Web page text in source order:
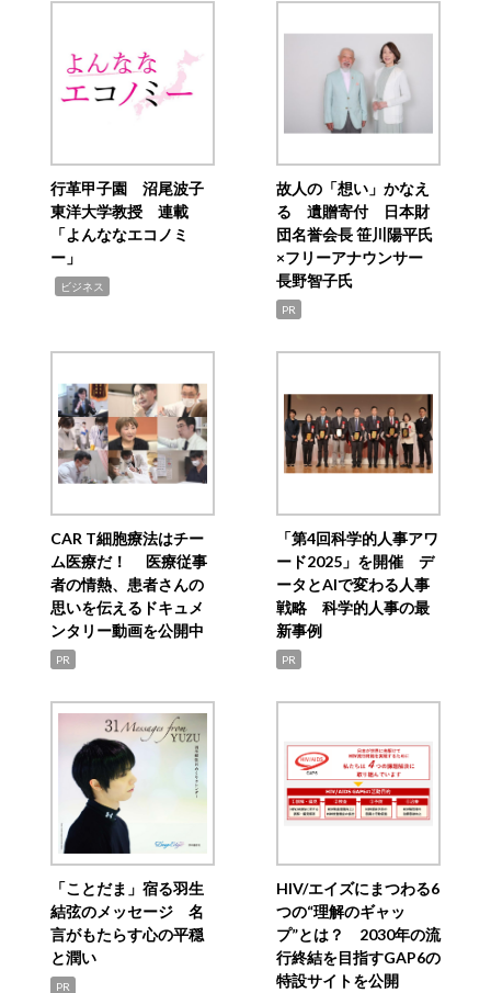
行革甲子園 沼尾波子
東洋大学教授 連載
「よんななエコノミ
ー」
ビジネス
故人の「想い」かなえ
る 遺贈寄付 日本財
団名誉会長 笹川陽平氏
×フリーアナウンサー
長野智子氏
PR
CAR T細胞療法はチー
ム医療だ！ 医療従事
者の情熱、患者さんの
思いを伝えるドキュメ
ンタリー動画を公開中
PR
「第4回科学的人事アワ
ード2025」を開催 デ
ータとAIで変わる人事
戦略 科学的人事の最
新事例
PR
「ことだま」宿る羽生
結弦のメッセージ 名
言がもたらす心の平穏
と潤い
PR
HIV/エイズにまつわる6
つの“理解のギャッ
プ”とは？ 2030年の流
行終結を目指すGAP6の
特設サイトを公開